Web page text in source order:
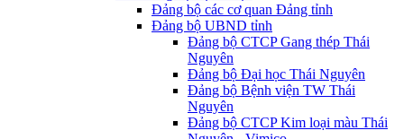
Đảng bộ các cơ quan Đảng tỉnh
Đảng bộ UBND tỉnh
Đảng bộ CTCP Gang thép Thái
Nguyên
Đảng bộ Đại học Thái Nguyên
Đảng bộ Bệnh viện TW Thái
Nguyên
Đảng bộ CTCP Kim loại màu Thái